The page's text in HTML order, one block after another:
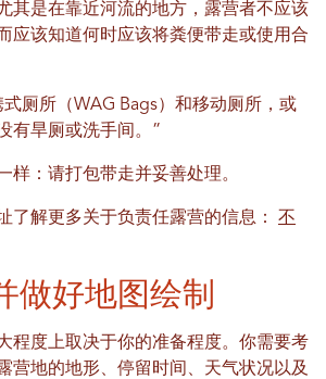
其是在靠近河流的地方，露营者不应该
应该知道何时应该将粪便带走或使用合
厕所（WAG Bags）和移动厕所，或
有旱厕或洗手间。”
样：请打包带走并妥善处理。
了解更多关于负责任露营的信息： 不
做好地图绘制
程度上取决于你的准备程度。你需要考
营地的地形、停留时间、天气状况以及